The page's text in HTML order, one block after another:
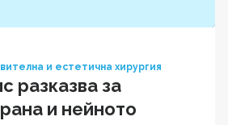
и естетична хирургия
разказва за
и нейното